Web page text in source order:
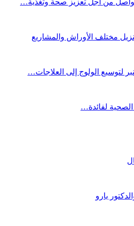
من أجل تعزيز صحة وتغذية…
مختلف الأوراش والمشاريع
يارو